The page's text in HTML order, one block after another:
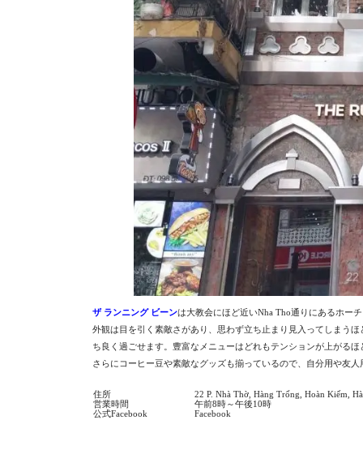
ザ ランニング ビーンは大教会にほど近いNha Tho通りにあるホー
外観は目を引く素敵さがあり、思わず立ち止まり見入ってしまう
ち良く過ごせます。豊富なメニューはどれもテンションが上がる
さらにコーヒー豆や素敵なグッズも揃っているので、自分用や友
住所
22 P. Nhà Thờ, Hàng Trống, Hoàn Kiếm,
営業時間
午前8時～午後10時
公式Facebook
Facebook